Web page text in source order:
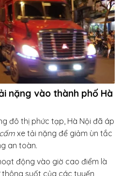
nặng vào thành phố Hà
đô thị phức tạp, Hà Nội đã áp
xe tải nặng để giảm ùn tắc
an toàn.
động vào giờ cao điểm là
suốt của các tuyến